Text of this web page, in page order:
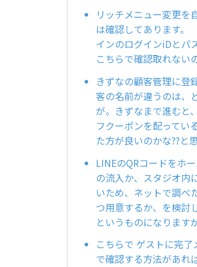
リッチメニュー変更
は確認してあります。
インのログインiDとパ
こちらで確認取れない
きずなの顧客管理に登
客の名前が違うのは、
が。きずなまで進むと
フクーポンを配ってい
た方が良いのかな??と
LINEのQRコードをホ
の流入か、スタジオ内
いため、ネットで調べ
つ用意するか、を検討
というものになります
こちらで ゲストに完
で確認する方法があれ